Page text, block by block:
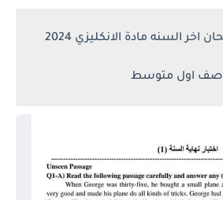
نموذج الاول لامتحان اخر السنه مادة الانكليزي 2024
صف اول متوسط